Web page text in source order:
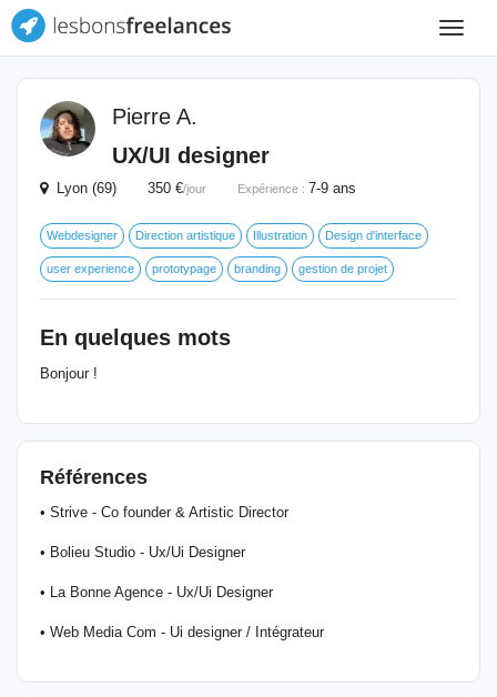
Toggle
Pierre A.
UX/UI designer
Lyon (69) 350 €/jour Expérience : 7-9 ans
Webdesigner Direction artistique Illustration Design d'interface
user experience prototypage branding gestion de projet
En quelques mots
Bonjour !
Références
• Strive - Co founder & Artistic Director
• Bolieu Studio - Ux/Ui Designer
• La Bonne Agence - Ux/Ui Designer
• Web Media Com - Ui designer / Intégrateur